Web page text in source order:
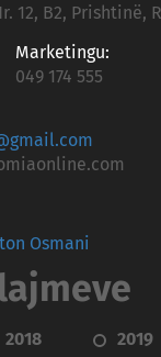
12, B2, Prishtinë,
Marketingu:
049 174 555
Osmani
2018 2019